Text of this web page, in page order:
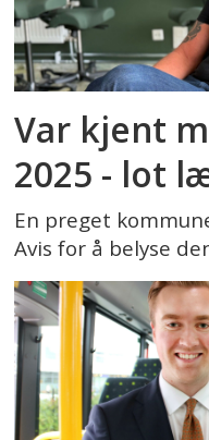
Var kjent
2025 - lot
En preget
Avis for å belyse